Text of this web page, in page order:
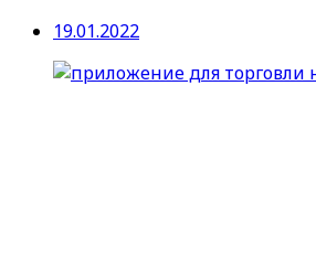
19.01.2022